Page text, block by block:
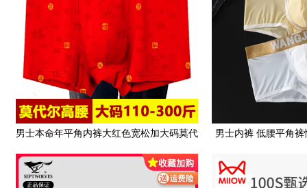
男士本命年平角内裤大红色宽松加大码莫代
尔肥佬老年人红短裤属兔
男士内裤 低腰平角